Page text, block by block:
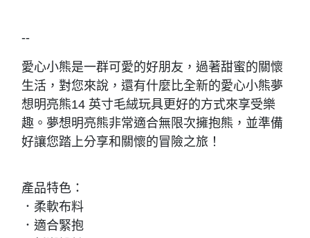
--
愛心小熊是一群可愛的好朋友，過著甜蜜的關懷
生活，對您來說，還有什麼比全新的愛心小熊夢
想明亮熊14 英寸毛絨玩具更好的方式來享受樂
趣。夢想明亮熊非常適合無限次擁抱熊，並準備
好讓您踏上分享和關懷的冒險之旅！
產品特色：
．柔軟布料
．適合緊抱